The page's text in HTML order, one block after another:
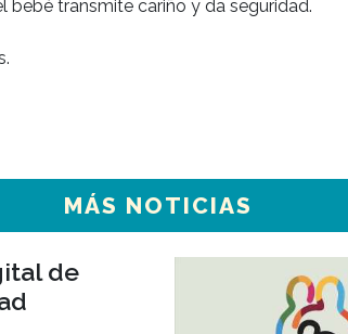
tiempo y tranquilidad a la mamá.
bebé transmite cariño y da seguridad.